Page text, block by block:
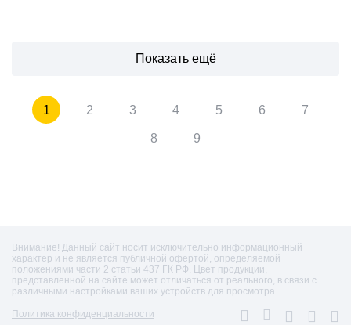
Показать ещё
1 2 3 4 5 6 7
8 9
Внимание! Данный сайт носит исключительно информационный
характер и не является публичной офертой, определяемой
положениями части 2 статьи 437 ГК РФ. Цвет продукции,
представленной на сайте может отличаться от реального, в связи с
различными настройками ваших устройств для просмотра.
Политика конфиденциальности